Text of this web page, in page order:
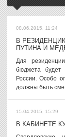
08.06.2015, 11:24
В
ПУТИНА И
Для
бюджета будет
России. Особо
должны быть
15.04.2015, 15:29
В КАБИНЕТЕ